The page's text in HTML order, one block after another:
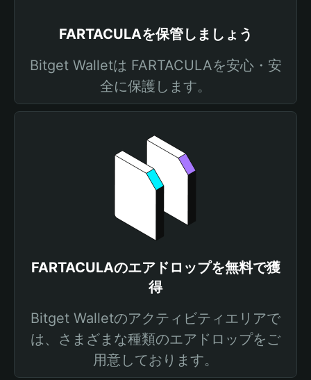
FARTACULAを保管しましょう
Bitget Walletは FARTACULAを安心・安
全に保護します。
FARTACULAのエアドロップを無料で獲
得
Bitget Walletのアクティビティエリアで
は、さまざまな種類のエアドロップをご
用意しております。